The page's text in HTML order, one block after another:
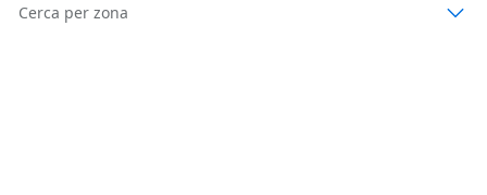
Cerca per zona